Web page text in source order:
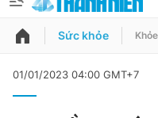
QUẢNG CÁO ĐẶT BÁO
Sức khỏe
01/01/2023 04:00 GMT+7